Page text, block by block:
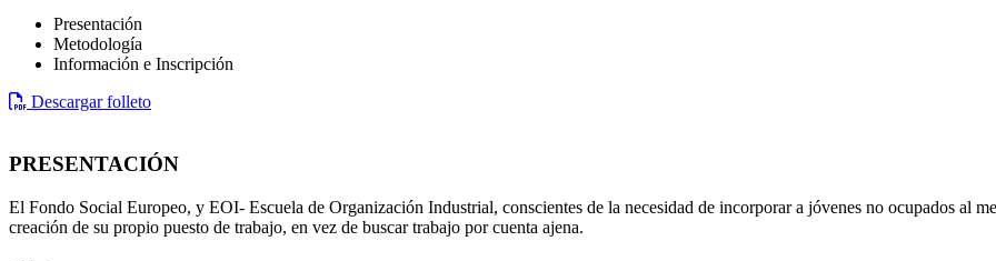
Presentación
Metodología
Información e Inscripción
Descargar folleto
PRESENTACIÓN
El Fondo Social Europeo, y EOI- Escuela de Organización Industrial, conscientes de la necesidad de incorporar a jóvenes no ocupados al
creación de su propio puesto de trabajo, en vez de buscar trabajo por cuenta ajena.